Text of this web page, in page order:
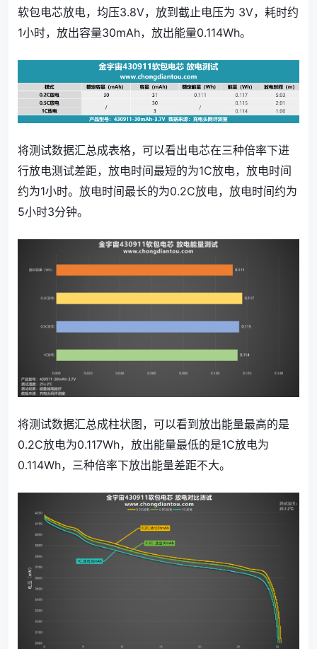
软包电芯放电，均压3.8V，放到截止电压为 3V，耗时约
1小时，放出容量30mAh，放出能量0.114Wh。
将测试数据汇总成表格，可以看出电芯在三种倍率下进
行放电测试差距，放电时间最短的为1C放电，放电时间
约为1小时。放电时间最长的为0.2C放电，放电时间约为
5小时3分钟。
将测试数据汇总成柱状图，可以看到放出能量最高的是
0.2C放电为0.117Wh，放出能量最低的是1C放电为
0.114Wh，三种倍率下放出能量差距不大。